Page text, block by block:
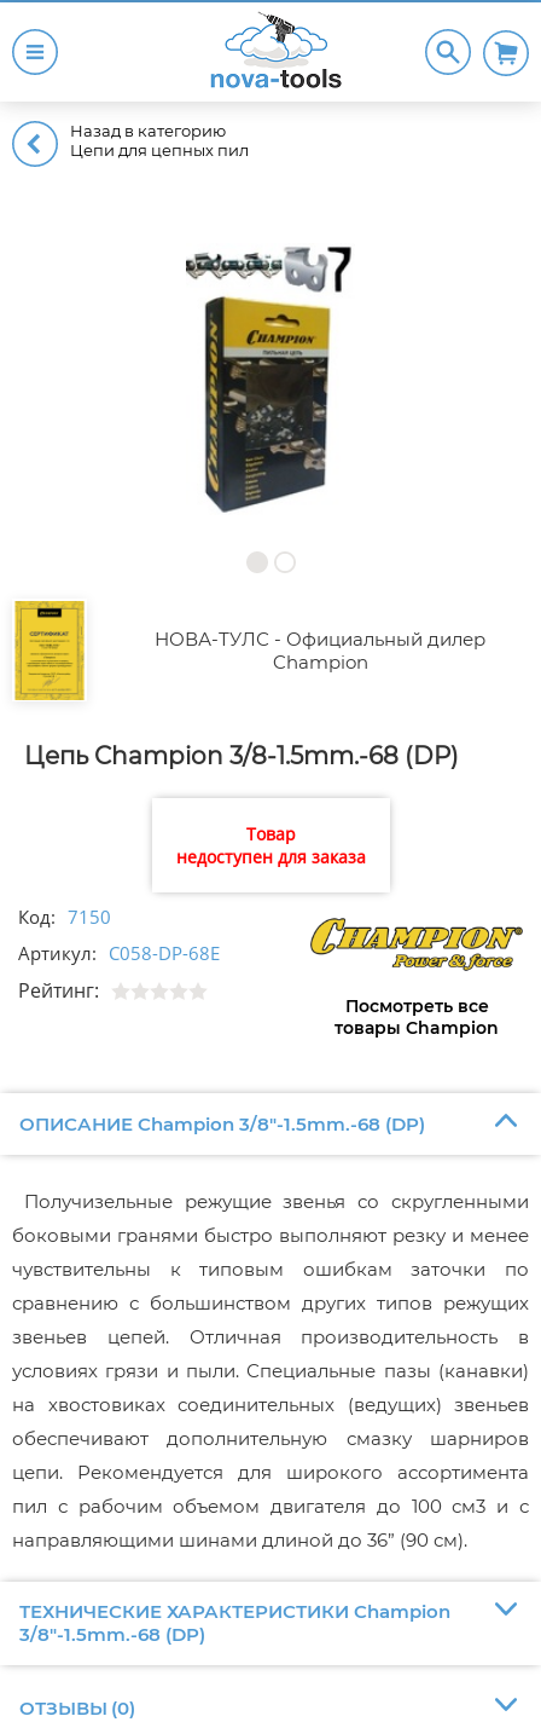
Назад в категорию
Цепи для цепных пил
НОВА-ТУЛС - Официальный дилер
Champion
Цепь Champion 3/8-1.5mm.-68 (DP)
Товар
недоступен для заказа
Код: 7150
Артикул: C058-DP-68E
Рейтинг:
Посмотреть все
товары Champion
ОПИСАНИЕ Champion 3/8"-1.5mm.-68 (DP)
Получизельные режущие звенья со скругленными
боковыми гранями быстро выполняют резку и менее
чувствительны к типовым ошибкам заточки по
сравнению с большинством других типов режущих
звеньев цепей. Отличная производительность в
условиях грязи и пыли. Специальные пазы (канавки)
на хвостовиках соединительных (ведущих) звеньев
обеспечивают дополнительную смазку шарниров
цепи. Рекомендуется для широкого ассортимента
пил с рабочим объемом двигателя до 100 см3 и с
направляющими шинами длиной до 36” (90 см).
ТЕХНИЧЕСКИЕ ХАРАКТЕРИСТИКИ Champion
3/8"-1.5mm.-68 (DP)
ОТЗЫВЫ (0)